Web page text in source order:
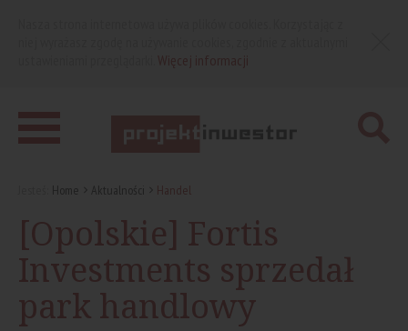
Home Aktualności Handel
[Opolskie] Fortis
Investments sprzedał
park handlowy